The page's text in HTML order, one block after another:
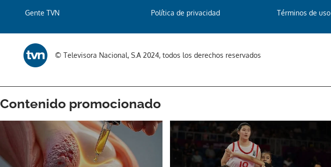
Gente TVN Política de privacidad Términos de uso
© Televisora Nacional, S.A 2024, todos los derechos reservados